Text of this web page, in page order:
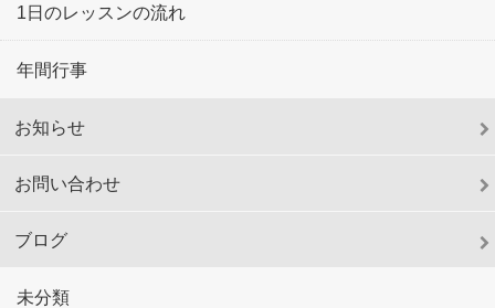
1日のレッスンの流れ
年間行事
お知らせ
お問い合わせ
ブログ
未分類